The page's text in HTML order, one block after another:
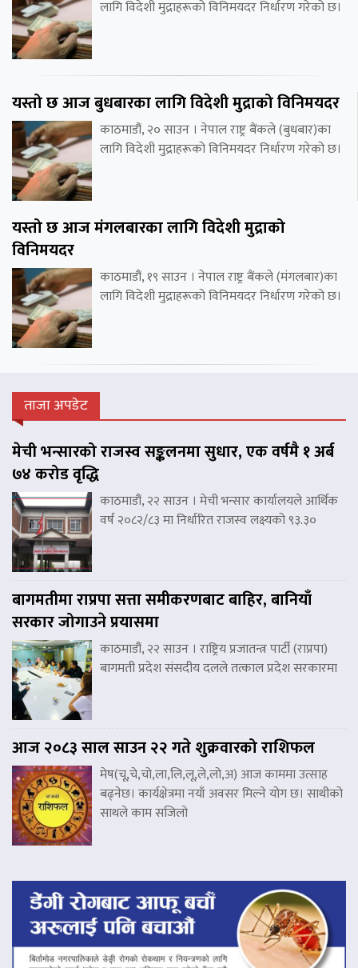
लागि विदेशी मुद्राहरूको विनिमयदर निर्धारण गरेको छ।
यस्तो छ आज बुधबारका लागि विदेशी मुद्राको विनिमयदर
काठमाडौं, २० साउन । नेपाल राष्ट्र बैंकले (बुधबार)का
लागि विदेशी मुद्राहरूको विनिमयदर निर्धारण गरेको छ।
यस्तो छ आज मंगलबारका लागि विदेशी मुद्राको
विनिमयदर
काठमाडौं, १९ साउन । नेपाल राष्ट्र बैंकले (मंगलबार)का
लागि विदेशी मुद्राहरूको विनिमयदर निर्धारण गरेको छ।
ताजा अपडेट
मेची भन्सारको राजस्व सङ्कलनमा सुधार, एक वर्षमै १ अर्ब
७४ करोड वृद्धि
काठमाडौं, २२ साउन । मेची भन्सार कार्यालयले आर्थिक
वर्ष २०८२/८३ मा निर्धारित राजस्व लक्ष्यको ९३.३०
बागमतीमा राप्रपा सत्ता समीकरणबाट बाहिर, बानियाँ
सरकार जोगाउने प्रयासमा
काठमाडौं, २२ साउन । राष्ट्रिय प्रजातन्त्र पार्टी (राप्रपा)
बागमती प्रदेश संसदीय दलले तत्काल प्रदेश सरकारमा
आज २०८३ साल साउन २२ गते शुक्रवारको राशिफल
मेष(चू,चे,चो,ला,लि,लू,ले,लो,अ) आज काममा उत्साह
बढ्नेछ। कार्यक्षेत्रमा नयाँ अवसर मिल्ने योग छ। साथीको
साथले काम सजिलो